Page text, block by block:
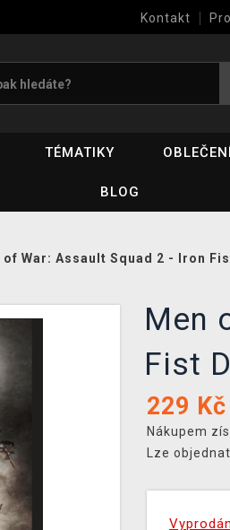
Kontakt
TÉMATIKY
BLOG
of War: Assault Squad 2 - Iron
Men
Fist
229 Kč
Nákupem
Lze